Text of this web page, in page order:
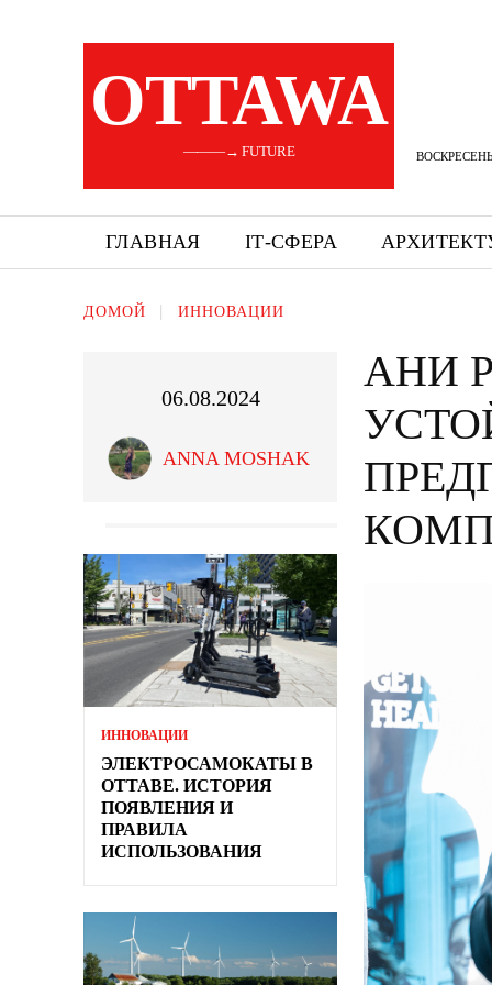
OTTAWA
———→ FUTURE
ГЛАВНАЯ ІТ-СФЕРА
ДОМОЙ ИННОВАЦИИ
06.08.2024
ANNA MOSHAK
ИННОВАЦИИ
ЭЛЕКТРОСАМОКАТЫ В
ОТТАВЕ. ИСТОРИЯ
ПОЯВЛЕНИЯ И
ПРАВИЛА
ИСПОЛЬЗОВАНИЯ
АНИ